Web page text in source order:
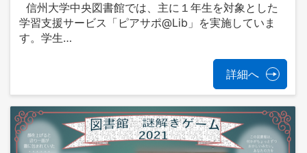
信州大学中央図書館では、主に１年生を対象とした
学習支援サービス「ピアサポ@Lib」を実施していま
す。学生…
詳細へ